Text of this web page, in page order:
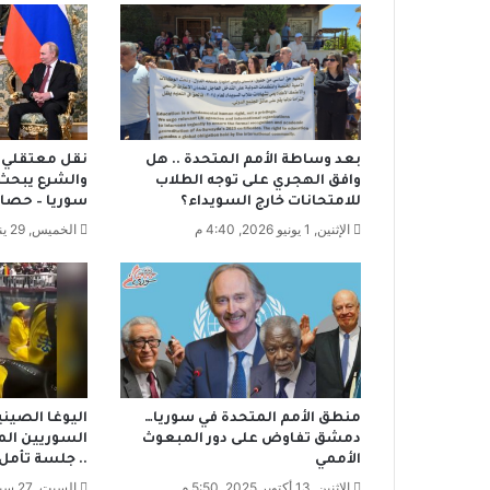
ل
ن
ب
ك
.
.
ه
ل
ي
ا
ا
ل
س
و
ر
ي
و
ن
بعد وساطة الأمم المتحدة .. هل
وافق الهجري على توجه الطلاب
للامتحانات خارج السويداء؟
الإثنين, 1 يونيو 2026, 4:40 م
نقل معتقلي
والشرع
سوريا –
الخميس, 29 يناير 2026, 7:51 م
منطق الأمم المتحدة في سوريا…
دمشق تفاوض على دور المبعوث
الأممي
اليوغا
السوريين
.. جلسة